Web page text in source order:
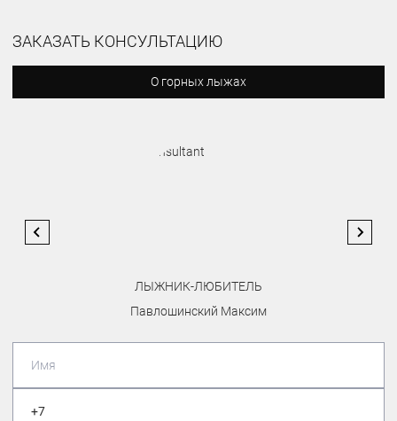
ЗАКАЗАТЬ КОНСУЛЬТАЦИЮ
О горных лыжах
ЛЫЖНИК-ЛЮБИТЕЛЬ
Павлошинский Максим